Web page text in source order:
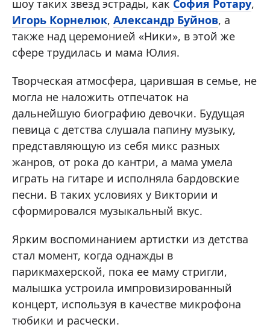
шоу таких звезд эстрады, как София Ротару,
Игорь Корнелюк, Александр Буйнов, а
также над церемонией «Ники», в этой же
сфере трудилась и мама Юлия.
Творческая атмосфера, царившая в семье, не
могла не наложить отпечаток на
дальнейшую биографию девочки. Будущая
певица с детства слушала папину музыку,
представляющую из себя микс разных
жанров, от рока до кантри, а мама умела
играть на гитаре и исполняла бардовские
песни. В таких условиях у Виктории и
сформировался музыкальный вкус.
Ярким воспоминанием артистки из детства
стал момент, когда однажды в
парикмахерской, пока ее маму стригли,
малышка устроила импровизированный
концерт, используя в качестве микрофона
тюбики и расчески.